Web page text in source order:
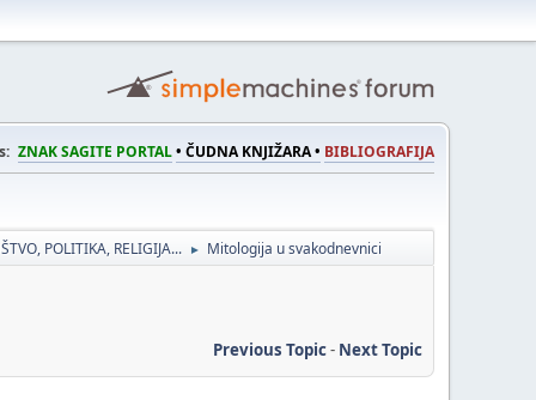
ZNAK SAGITE PORTAL• ČUDNA KNJIŽARA • BIBLIOGRAFIJA
POLITIKA, RELIGIJA... ► Mitologija u svakodnevnici
Previous Topic- Next Topic